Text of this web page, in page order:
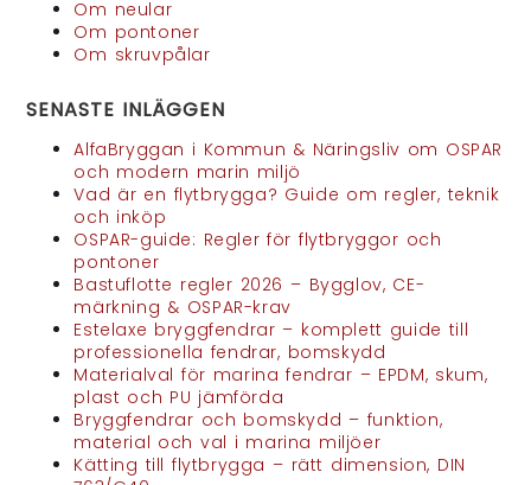
Om neular
Om pontoner
Om skruvpålar
SENASTE INLÄGGEN
AlfaBryggan i Kommun & Näringsliv om OSPAR
och modern marin miljö
Vad är en flytbrygga? Guide om regler, teknik
och inköp
OSPAR-guide: Regler för flytbryggor och
pontoner
Bastuflotte regler 2026 – Bygglov, CE-
märkning & OSPAR-krav
Estelaxe bryggfendrar – komplett guide till
professionella fendrar, bomskydd
Materialval för marina fendrar – EPDM, skum,
plast och PU jämförda
Bryggfendrar och bomskydd – funktion,
material och val i marina miljöer
Kätting till flytbrygga – rätt dimension, DIN